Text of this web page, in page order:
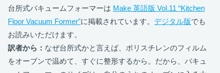
台所式バキュームフォーマーは Make 英語版 Vol.11 “Kitchen
Floor Vacuum Former”に掲載されています。 デジタル版でも
お読みいただけます。
訳者から： なぜ台所式かと言えば、ポリスチレンのフィルム
をオーブンで温めて、すぐに整形するから。だから、バキュ